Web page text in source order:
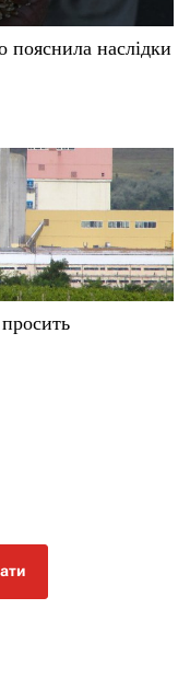
пояснила наслідки